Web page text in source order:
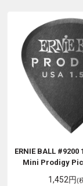
ERNIE BALL #9200
Mini Prodigy
1,452円(